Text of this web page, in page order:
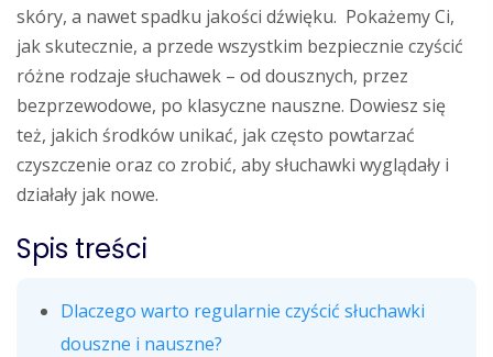
skóry, a nawet spadku jakości dźwięku. Pokażemy Ci,
jak skutecznie, a przede wszystkim bezpiecznie czyścić
różne rodzaje słuchawek – od dousznych, przez
bezprzewodowe, po klasyczne nauszne. Dowiesz się
też, jakich środków unikać, jak często powtarzać
czyszczenie oraz co zrobić, aby słuchawki wyglądały i
działały jak nowe.
Spis treści
Dlaczego warto regularnie czyścić słuchawki
douszne i nauszne?